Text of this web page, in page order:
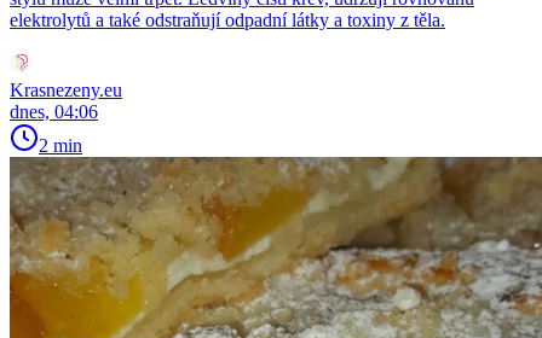
elektrolytů a také odstraňují odpadní látky a toxiny z těla.
Krasnezeny.eu
dnes, 04:06
2 min